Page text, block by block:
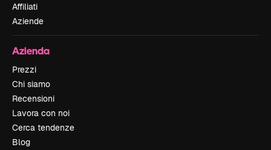
Affiliati
Aziende
Azienda
Prezzi
Chi siamo
Recensioni
Lavora con noi
Cerca tendenze
Blog